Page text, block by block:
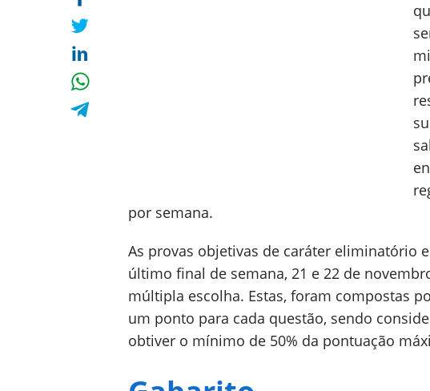
por semana.
As provas objetivas de caráter eliminatório
último final de semana, 21 e 22 de
múltipla escolha. Estas, foram compostas
um ponto para cada questão, sendo
obtiver o mínimo de 50% da pontuação